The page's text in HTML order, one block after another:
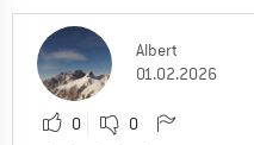
Albert
01.02.2026
0 0